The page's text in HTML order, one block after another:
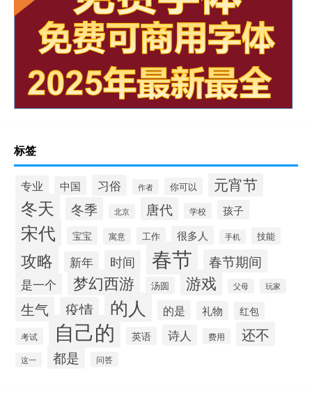
标签
专业 中国 习俗 作者 你可以 元宵节
冬天 冬季 北京 唐代 学校 孩子
宋代 宝宝 寓意 工作 很多人 手机 技能
攻略 新年 时间 春节 春节期间
是一个 梦幻西游 汤圆 游戏 父母 玩家
生气 疫情 的人 的是 礼物 红包
考试 自己的 英语 诗人 费用 还不
这一 都是 问答